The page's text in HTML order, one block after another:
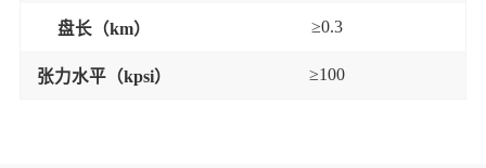
盘长（km） ≥0.3
张力水平（kpsi） ≥100